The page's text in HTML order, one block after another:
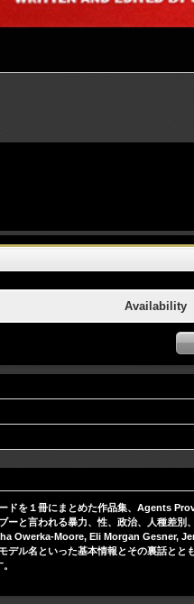
Availability
ドを１冊にまとめた作品集、Agents
ーと言われる暴力、性、政治、人種
Owerka-Moore, Eli Morgan Gesner,
デル名といった基本情報とその裏話